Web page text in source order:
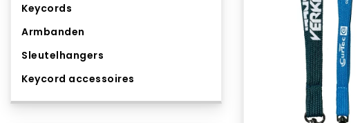
Keycords
Armbanden
Sleutelhangers
Keycord accessoires